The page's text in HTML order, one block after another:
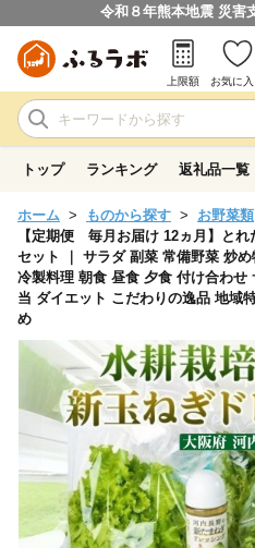
令和８年熊本地震 災害
上限額 お気に入
トップ ランキング 返礼品一覧
ホーム ものから探す お野菜類
【定期便 毎月お届け 12ヵ月】と
セット ｜ サラダ 副菜 常備野菜 炒
冷製料理 朝食 昼食 夕食 付け合わせ
当 ダイエット こだわりの逸品 地域
め